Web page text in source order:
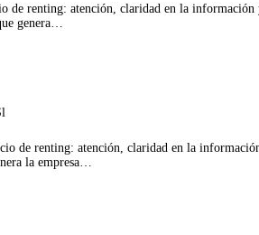
renting: atención, claridad en la
genera…
de renting: atención, claridad en la
la empresa…